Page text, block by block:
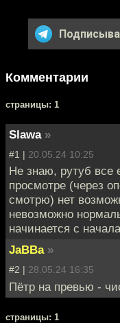
Комментарии
cтраницы: 1
Slawa »
#1 | 20.05.24 10:25
Не знаю, рутуб все
просмотре (через
смотрю) нет
невозможно
начинается с
JaBBa »
#2 | 28.05.24 16:35
Пётр на превью -
cтраницы: 1